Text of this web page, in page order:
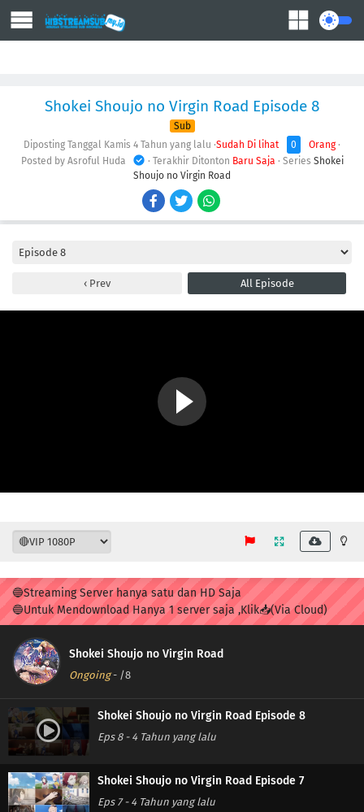
Shokei Shoujo no Virgin Road Episode 8
Sub
Diposting Tanggal Kamis 4 Tahun yang lalu ·Sudah Di lihat 0 Orang ·
Posted by Asroful Huda
· Terakhir Ditonton Baru Saja · Series Shokei
Shoujo no Virgin Road
Prev All Episode
🔵Streaming Server hanya satu dan HD Saja
🔵Untuk Mendownload Hanya 1 server saja ,Klik📥(Via Cloud)
Shokei Shoujo no Virgin Road
Ongoing- /8
Shokei Shoujo no Virgin Road Episode 8
Eps 8- 4 Tahun yang lalu
Shokei Shoujo no Virgin Road Episode 7
Eps 7- 4 Tahun yang lalu